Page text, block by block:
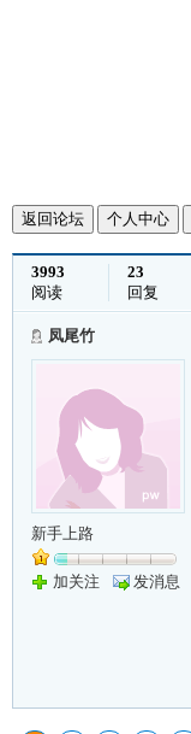
返回论坛 个人中心
3993
阅读
23
回复
凤尾竹
新手上路
加关注 发消息